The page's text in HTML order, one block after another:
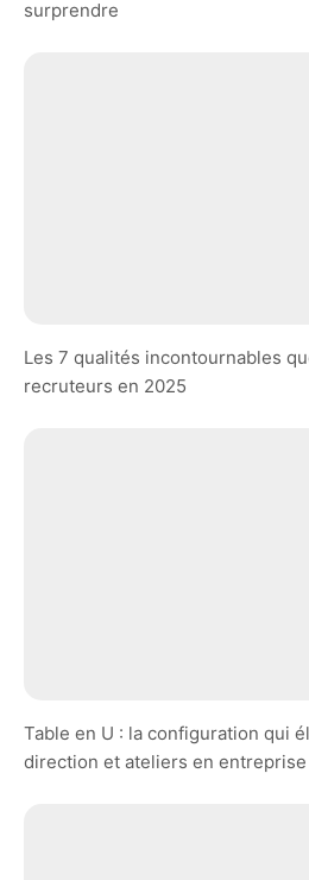
surprendre
Les 7 qualités incontournables
recruteurs en 2025
Table en U : la configuration qui
direction et ateliers en entreprise